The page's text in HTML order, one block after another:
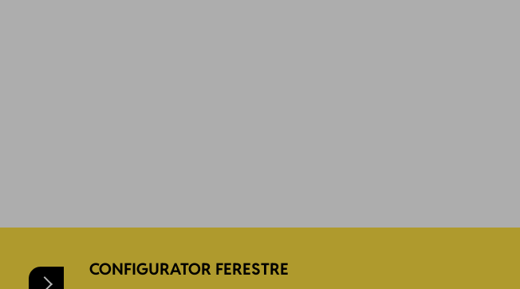
CONFIGURATOR FERESTRE